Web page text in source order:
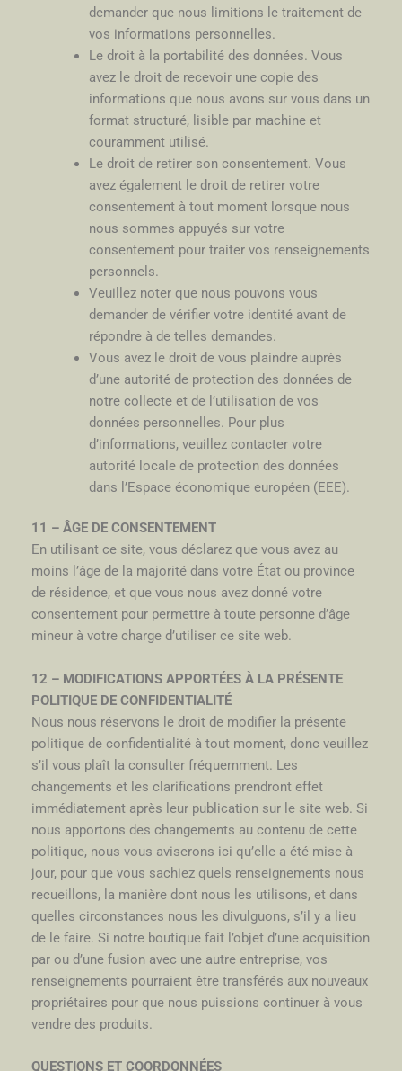
demander que nous limitions le traitement de
vos informations personnelles.
Le droit à la portabilité des données. Vous
avez le droit de recevoir une copie des
informations que nous avons sur vous dans un
format structuré, lisible par machine et
couramment utilisé.
Le droit de retirer son consentement. Vous
avez également le droit de retirer votre
consentement à tout moment lorsque nous
nous sommes appuyés sur votre
consentement pour traiter vos renseignements
personnels.
Veuillez noter que nous pouvons vous
demander de vérifier votre identité avant de
répondre à de telles demandes.
Vous avez le droit de vous plaindre auprès
d’une autorité de protection des données de
notre collecte et de l’utilisation de vos
données personnelles. Pour plus
d’informations, veuillez contacter votre
autorité locale de protection des données
dans l’Espace économique européen (EEE).
11 – ÂGE DE CONSENTEMENT
En utilisant ce site, vous déclarez que vous avez au
moins l’âge de la majorité dans votre État ou province
de résidence, et que vous nous avez donné votre
consentement pour permettre à toute personne d’âge
mineur à votre charge d’utiliser ce site web.
12 – MODIFICATIONS APPORTÉES À LA PRÉSENTE
POLITIQUE DE CONFIDENTIALITÉ
Nous nous réservons le droit de modifier la présente
politique de confidentialité à tout moment, donc veuillez
s’il vous plaît la consulter fréquemment. Les
changements et les clarifications prendront effet
immédiatement après leur publication sur le site web. Si
nous apportons des changements au contenu de cette
politique, nous vous aviserons ici qu’elle a été mise à
jour, pour que vous sachiez quels renseignements nous
recueillons, la manière dont nous les utilisons, et dans
quelles circonstances nous les divulguons, s’il y a lieu
de le faire. Si notre boutique fait l’objet d’une acquisition
par ou d’une fusion avec une autre entreprise, vos
renseignements pourraient être transférés aux nouveaux
propriétaires pour que nous puissions continuer à vous
vendre des produits.
QUESTIONS ET COORDONNÉES